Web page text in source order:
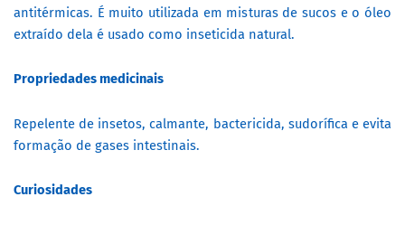
antitérmicas. É muito utilizada em misturas de sucos e o óleo
extraído dela é usado como inseticida natural.
Propriedades medicinais
Repelente de insetos, calmante, bactericida, sudorífica e evita
formação de gases intestinais.
Curiosidades